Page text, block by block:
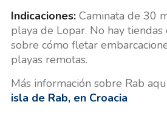
Indicaciones:Caminata de 30
playa de Lopar. No hay tiendas
sobre cómo fletar
playas remotas.
Más información sobre Rab
isla de Rab, en Croacia